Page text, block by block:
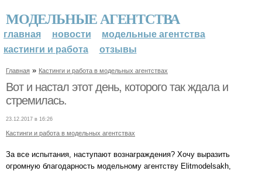
МОДЕЛЬНЫЕ АГЕНТСТВА
главная новости
модельные агентства
кастинги и работа
отзывы
Главная » Кастинги и работа в модельных агентствах
Вот и настал этот день, которого так ждала и
стремилась.
23.12.2017 в 16:26
Кастинги и работа в модельных агентствах
За все испытания, наступают вознаграждения? Хочу выразить
огромную благодарность модельному агентству Elitmodelsakh,